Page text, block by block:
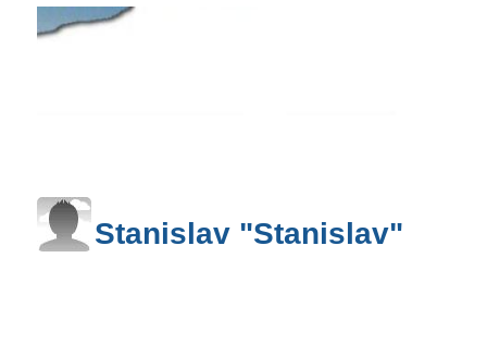
Stanislav "Stanislav"